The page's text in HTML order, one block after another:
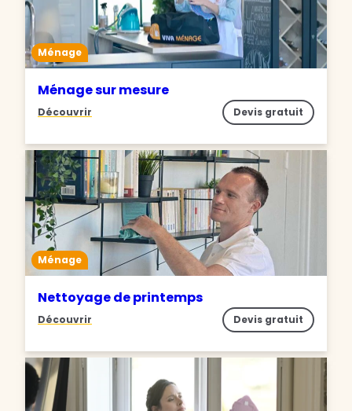
Ménage
Ménage sur mesure
Découvrir Devis gratuit
Ménage
Nettoyage de printemps
Découvrir Devis gratuit